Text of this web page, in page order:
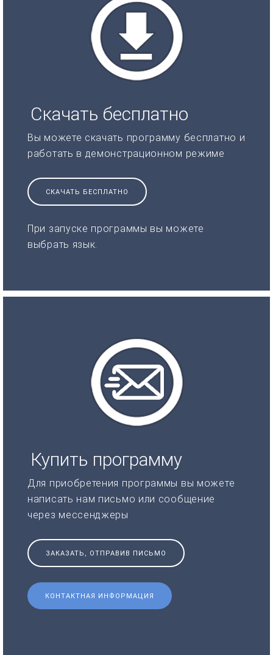
Скачать бесплатно
Вы можете скачать программу бесплатно и
работать в демонстрационном режиме
СКАЧАТЬ БЕСПЛАТНО
При запуске программы вы можете
выбрать язык.
Купить программу
Для приобретения программы вы можете
написать нам письмо или сообщение
через мессенджеры
ЗАКАЗАТЬ, ОТПРАВИВ ПИСЬМО
КОНТАКТНАЯ ИНФОРМАЦИЯ